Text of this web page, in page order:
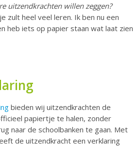
uitzendkrachten willen zeggen?
zult heel veel leren. Ik ben nu een
heb iets op papier staan wat laat zien
bieden wij uitzendkrachten de
papiertje te halen, zonder
naar de schoolbanken te gaan. Met
de uitzendkracht een verklaring